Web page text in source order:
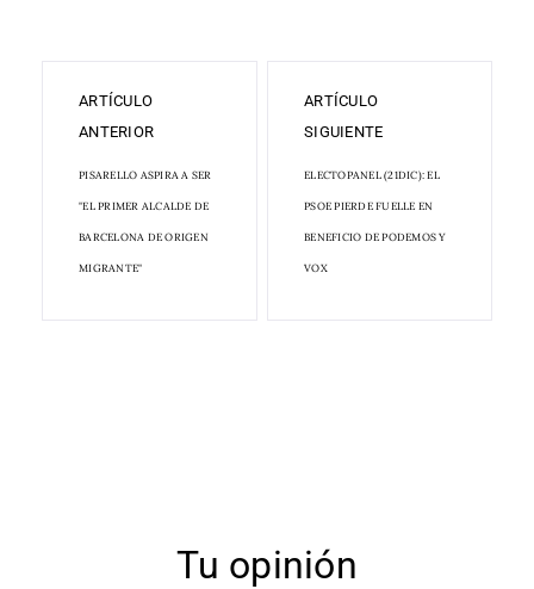
ARTÍCULO
ANTERIOR
PISARELLO ASPIRA A SER
"EL PRIMER ALCALDE DE
BARCELONA DE ORIGEN
MIGRANTE"
ARTÍCULO
SIGUIENTE
ELECTOPANEL (21DIC): EL
PSOE PIERDE FUELLE EN
BENEFICIO DE PODEMOS Y
VOX
Tu opinión